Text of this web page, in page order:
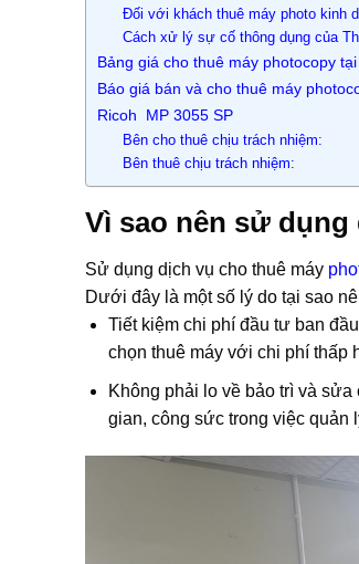
Đối với khách thuê máy photo kinh
Cách xử lý sự cố thông dụng của
Bảng giá cho thuê máy photocopy
Báo giá bán và cho thuê máy
Ricoh MP 3055 SP
Bên cho thuê chịu trách nhiệm:
Bên thuê chịu trách nhiệm:
Vì sao nên sử
Sử dụng dịch vụ cho thuê máy
Dưới đây là một số lý do tại sao
Tiết kiệm chi phí đầu tư ban
chọn thuê máy với chi phí thấp
Không phải lo về bảo trì và
gian, công sức trong việc quản